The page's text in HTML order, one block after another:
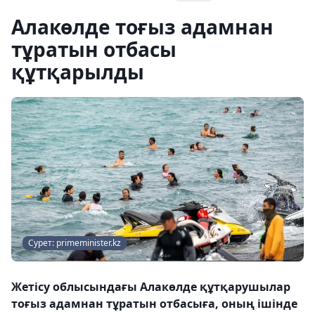
Алакөлде тоғыз адамнан
тұратын отбасы
құтқарылды
Сурет: primeminister.kz
Жетісу облысындағы Алакөлде құтқарушылар
тоғыз адамнан тұратын отбасыға, оның ішінде